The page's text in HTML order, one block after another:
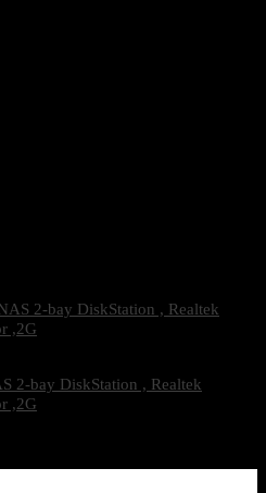
2-bay DiskStation , Realtek
,2G